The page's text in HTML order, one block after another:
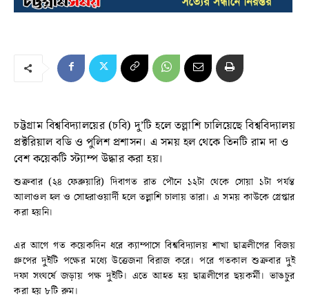
চট্টগ্রাম বিশ্ববিদ্যালয়ের (চবি) দু’টি হলে তল্লাশি চালিয়েছে বিশ্ববিদ্যালয়
প্রক্টরিয়াল বডি ও পুলিশ প্রশাসন। এ সময় হল থেকে তিনটি রাম দা ও
বেশ কয়েকটি স্ট্যাম্প উদ্ধার করা হয়।
শুক্রবার (২৪ ফেব্রুয়ারি) দিবাগত রাত পৌনে ১২টা থেকে সোয়া ১টা পর্যন্ত
আলাওল হল ও সোহরাওয়ার্দী হলে তল্লাশি চালায় তারা। এ সময় কাউকে গ্রেপ্তার
করা হয়নি।
এর আগে গত কয়েকদিন ধরে ক্যাম্পাসে বিশ্ববিদ্যালয় শাখা ছাত্রলীগের বিজয়
গ্রুপের দুইটি পক্ষের মধ্যে উত্তেজনা বিরাজ করে। পরে গতকাল শুক্রবার দুই
দফা সংঘর্ষে জড়ায় পক্ষ দুইটি। এতে আহত হয় ছাত্রলীগের ছয়কর্মী। ভাঙচুর
করা হয় ৮টি রুম।